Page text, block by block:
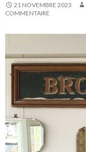
21 NOVEMBRE 2023
COMMENTAIRE